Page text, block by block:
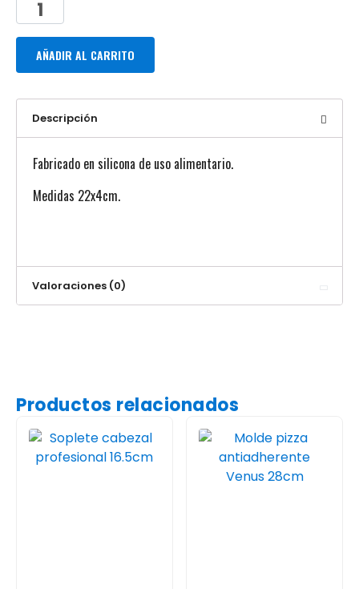
AÑADIR AL CARRITO
Descripción
Fabricado en silicona de uso alimentario.
Medidas 22x4cm.
Valoraciones (0)
Productos relacionados